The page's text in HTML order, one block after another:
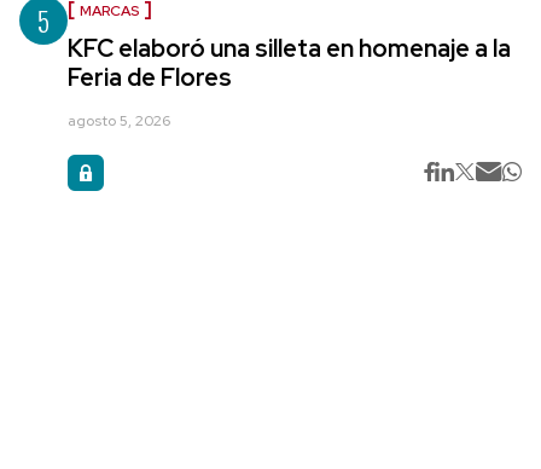
5 MARCAS
KFC elaboró una silleta en homenaje a la
Feria de Flores
agosto 5, 2026